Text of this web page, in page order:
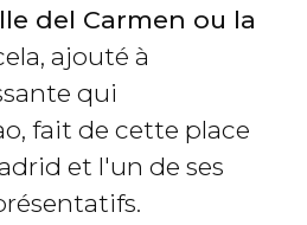
del Carmen ou la
ajouté à
qui
fait de cette place
et l'un de ses